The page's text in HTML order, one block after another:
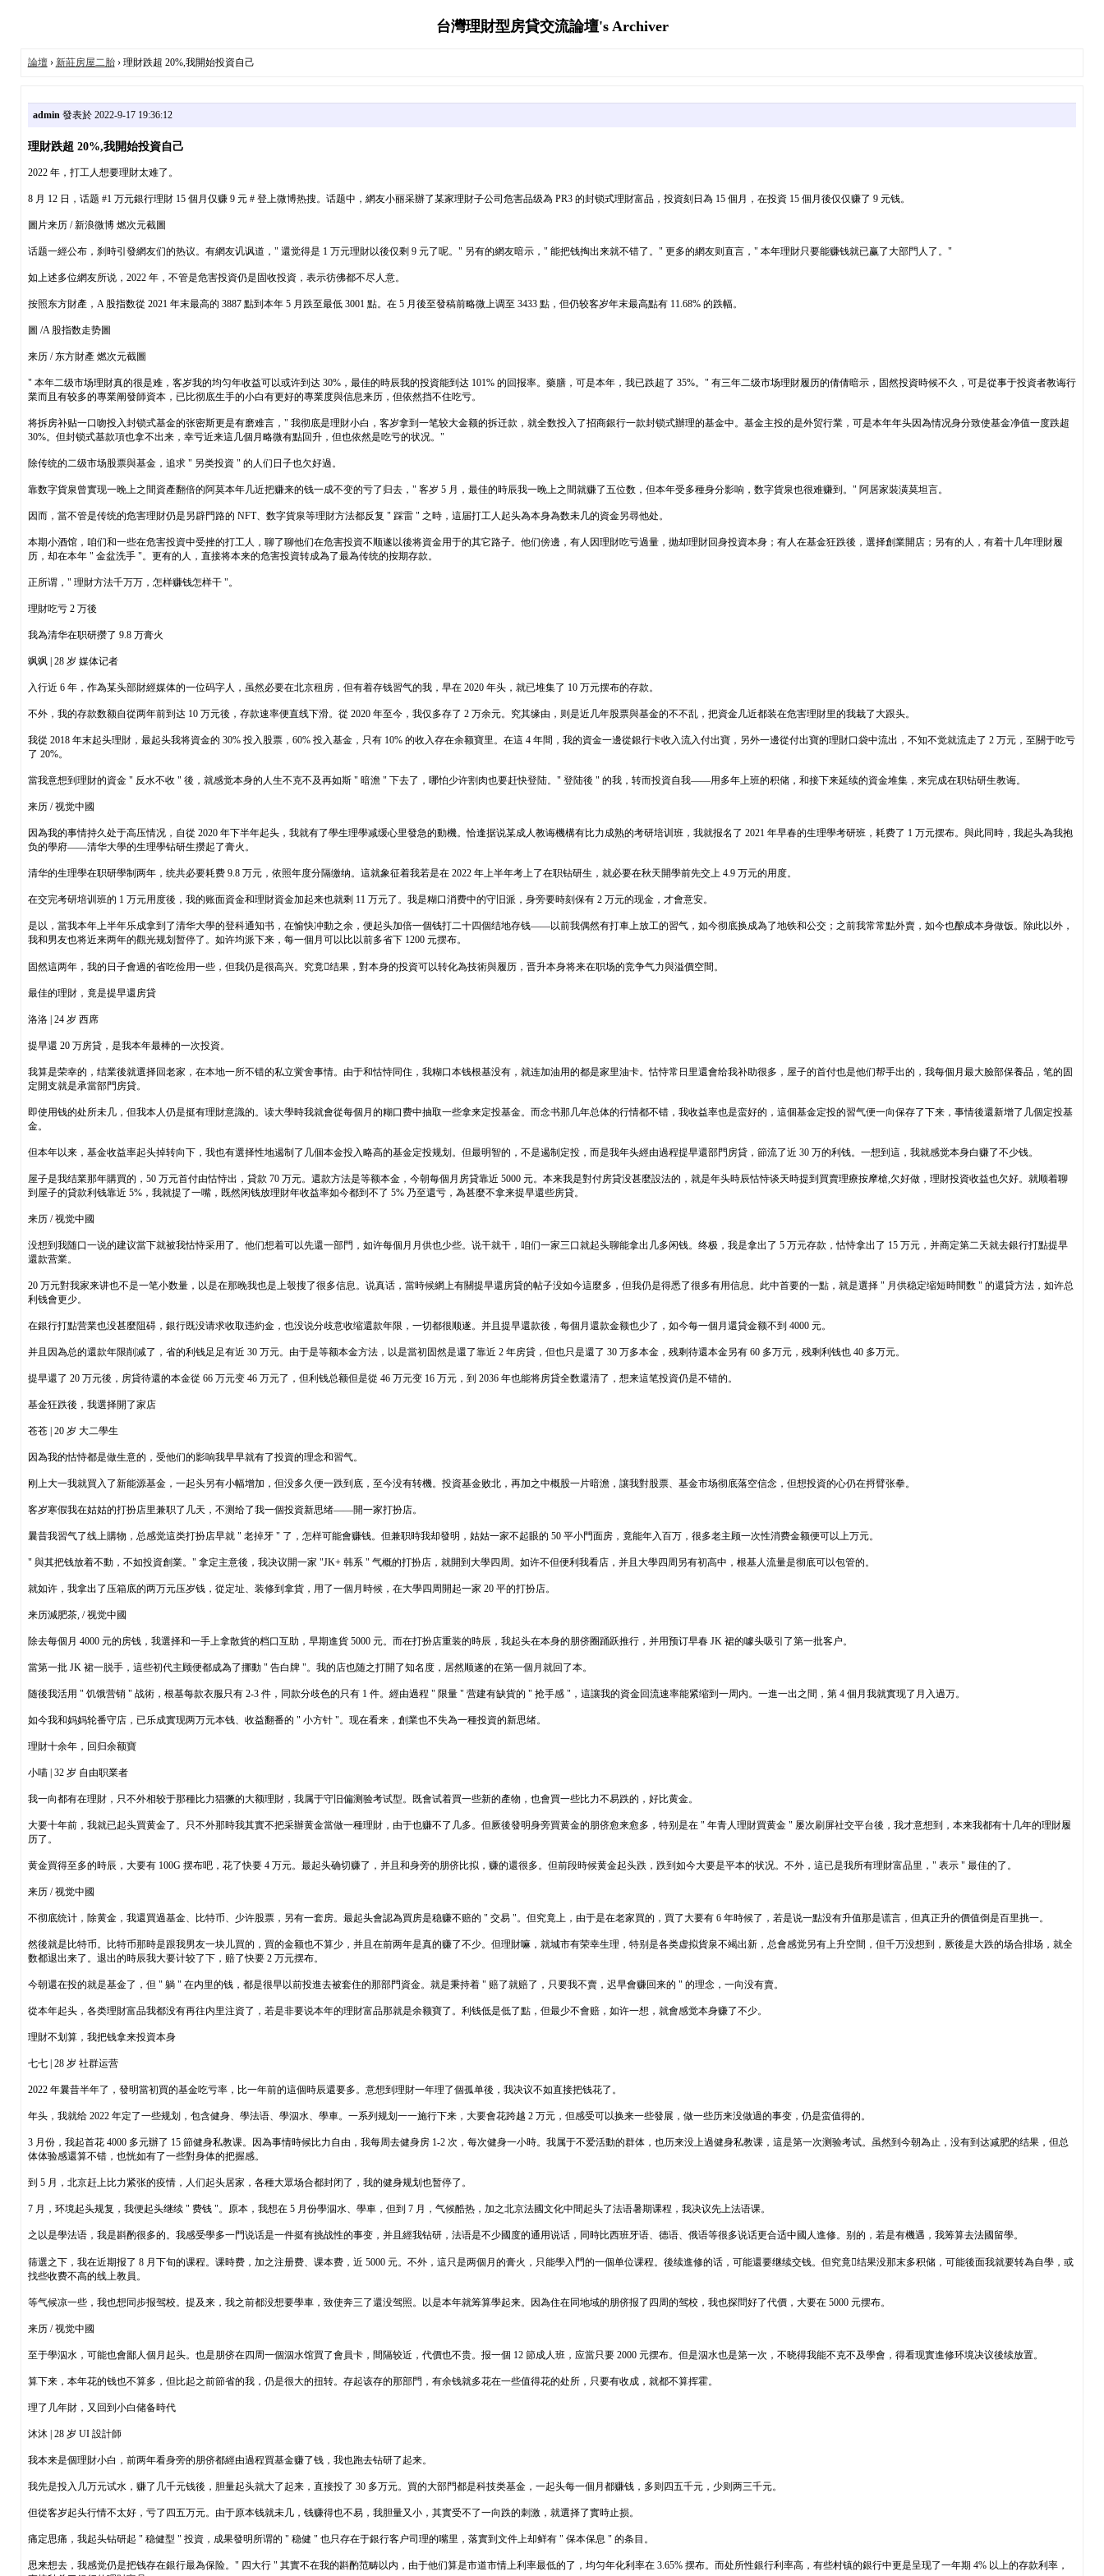
台灣理財型房貸交流論壇's Archiver
論壇› 新莊房屋二胎› 理財跌超 20%,我開始投資自己
admin發表於 2022-9-17 19:36:12
理財跌超 20%,我開始投資自己
2022 年，打工人想要理財太难了。
8 月 12 日，话题 #1 万元銀行理財 15 個月仅赚 9 元 # 登上微博热搜。话题中，網友小丽采辦了某家理財子公司危害品级為 PR3 的封锁式理財富品，投資刻日為 15 個月，在投資 15 個月後仅仅赚了 9 元钱。
圖片来历 / 新浪微博 燃次元截圖
话题一經公布，刹時引發網友们的热议。有網友讥讽道，" 還觉得是 1 万元理財以後仅剩 9 元了呢。" 另有的網友暗示，" 能把钱掏出来就不错了。" 更多的網友则直言，" 本年理財只要能赚钱就已赢了大部門人了。"
如上述多位網友所说，2022 年，不管是危害投資仍是固收投資，表示彷佛都不尽人意。
按照东方財產，A 股指数從 2021 年末最高的 3887 點到本年 5 月跌至最低 3001 點。在 5 月後至發稿前略微上调至 3433 點，但仍较客岁年末最高點有 11.68% 的跌幅。
圖 /A 股指数走势圖
来历 / 东方財產 燃次元截圖
" 本年二级市场理財真的很是难，客岁我的均匀年收益可以或许到达 30%，最佳的時辰我的投資能到达 101% 的回报率。藥膳，可是本年，我已跌超了 35%。" 有三年二级市场理財履历的倩倩暗示，固然投資時候不久，可是從事于投資者教诲行
業而且有较多的專業阐發師資本，已比彻底生手的小白有更好的專業度與信息来历，但依然挡不住吃亏。
将拆房补贴一口吻投入封锁式基金的张密斯更是有磨难言，" 我彻底是理財小白，客岁拿到一笔较大金额的拆迁款，就全数投入了招商銀行一款封锁式辦理的基金中。基金主投的是外贸行業，可是本年年头因為情况身分致使基金净值一度跌超
30%。但封锁式基款項也拿不出来，幸亏近来這几個月略微有點回升，但也依然是吃亏的状况。"
除传统的二级市场股票與基金，追求 " 另类投資 " 的人们日子也欠好過。
靠数字貨泉曾實现一晚上之間資產翻倍的阿莫本年几近把赚来的钱一成不变的亏了归去，" 客岁 5 月，最佳的時辰我一晚上之間就赚了五位数，但本年受多種身分影响，数字貨泉也很难赚到。" 阿居家裝潢莫坦言。
因而，當不管是传统的危害理財仍是另辟門路的 NFT、数字貨泉等理財方法都反复 " 踩雷 " 之時，這届打工人起头為本身為数未几的資金另尋他处。
本期小酒馆，咱们和一些在危害投資中受挫的打工人，聊了聊他们在危害投資不顺遂以後将資金用于的其它路子。他们傍邊，有人因理財吃亏過量，抛却理財回身投資本身；有人在基金狂跌後，選择創業開店；另有的人，有着十几年理財履
历，却在本年 " 金盆洗手 "。更有的人，直接将本来的危害投資转成為了最為传统的按期存款。
正所谓，" 理財方法千万万，怎样赚钱怎样干 "。
理財吃亏 2 万後
我為清华在职研攒了 9.8 万膏火
飒飒 | 28 岁 媒体记者
入行近 6 年，作為某头部財經媒体的一位码字人，虽然必要在北京租房，但有着存钱習气的我，早在 2020 年头，就已堆集了 10 万元摆布的存款。
不外，我的存款数额自從两年前到达 10 万元後，存款速率便直线下滑。從 2020 年至今，我仅多存了 2 万余元。究其缘由，则是近几年股票與基金的不不乱，把資金几近都装在危害理財里的我栽了大跟头。
我從 2018 年末起头理財，最起头我将資金的 30% 投入股票，60% 投入基金，只有 10% 的收入存在余额寶里。在這 4 年間，我的資金一邊從銀行卡收入流入付出寶，另外一邊從付出寶的理財口袋中流出，不知不觉就流走了 2 万元，至關于吃亏
了 20%。
當我意想到理財的資金 " 反水不收 " 後，就感觉本身的人生不克不及再如斯 " 暗澹 " 下去了，哪怕少许割肉也要赶快登陆。" 登陆後 " 的我，转而投資自我——用多年上班的积储，和接下来延续的資金堆集，来完成在职钻研生教诲。
来历 / 视觉中國
因為我的事情持久处于高压情况，自從 2020 年下半年起头，我就有了學生理學减缓心里發急的動機。恰逢据说某成人教诲機構有比力成熟的考研培训班，我就报名了 2021 年早春的生理學考研班，耗费了 1 万元摆布。與此同時，我起头為我抱
负的學府——清华大學的生理學钻研生攒起了膏火。
清华的生理學在职研學制两年，统共必要耗费 9.8 万元，依照年度分隔缴纳。這就象征着我若是在 2022 年上半年考上了在职钻研生，就必要在秋天開學前先交上 4.9 万元的用度。
在交完考研培训班的 1 万元用度後，我的账面資金和理財資金加起来也就剩 11 万元了。我是糊口消费中的守旧派，身旁要時刻保有 2 万元的现金，才會意安。
是以，當我本年上半年乐成拿到了清华大學的登科通知书，在愉快冲動之余，便起头加倍一個钱打二十四個结地存钱——以前我偶然有打車上放工的習气，如今彻底换成為了地铁和公交；之前我常常點外賣，如今也酿成本身做饭。除此以外，
我和男友也将近来两年的觀光规划暂停了。如许均派下来，每一個月可以比以前多省下 1200 元摆布。
固然這两年，我的日子會過的省吃俭用一些，但我仍是很高兴。究竟结果，對本身的投資可以转化為技術與履历，晋升本身将来在职场的竞争气力與溢價空間。
最佳的理財，竟是提早還房貸
洛洛 | 24 岁 西席
提早還 20 万房貸，是我本年最棒的一次投資。
我算是荣幸的，结業後就選择回老家，在本地一所不错的私立黉舍事情。由于和怙恃同住，我糊口本钱根基没有，就连加油用的都是家里油卡。怙恃常日里還會给我补助很多，屋子的首付也是他们帮手出的，我每個月最大臉部保養品，笔的固
定開支就是承當部門房貸。
即使用钱的处所未几，但我本人仍是挺有理財意識的。读大學時我就會從每個月的糊口费中抽取一些拿来定投基金。而念书那几年总体的行情都不错，我收益率也是蛮好的，這個基金定投的習气便一向保存了下来，事情後還新增了几個定投基
金。
但本年以来，基金收益率起头掉转向下，我也有選择性地遏制了几個本金投入略高的基金定投规划。但最明智的，不是遏制定投，而是我年头經由過程提早還部門房貸，節流了近 30 万的利钱。一想到這，我就感觉本身白赚了不少钱。
屋子是我结業那年購買的，50 万元首付由怙恃出，貸款 70 万元。還款方法是等额本金，今朝每個月房貸靠近 5000 元。本来我是對付房貸没甚麼設法的，就是年头時辰怙恃谈天時提到買賣理療按摩槍,欠好做，理財投資收益也欠好。就顺着聊
到屋子的貸款利钱靠近 5%，我就提了一嘴，既然闲钱放理財年收益率如今都到不了 5% 乃至還亏，為甚麼不拿来提早還些房貸。
来历 / 视觉中國
没想到我随口一说的建议當下就被我怙恃采用了。他们想着可以先還一部門，如许每個月月供也少些。说干就干，咱们一家三口就起头聊能拿出几多闲钱。终极，我是拿出了 5 万元存款，怙恃拿出了 15 万元，并商定第二天就去銀行打點提早
還款营業。
20 万元對我家来讲也不是一笔小数量，以是在那晚我也是上彀搜了很多信息。说真话，當時候網上有關提早還房貸的帖子没如今這麼多，但我仍是得悉了很多有用信息。此中首要的一點，就是選择 " 月供稳定缩短時間数 " 的還貸方法，如许总
利钱會更少。
在銀行打點营業也没甚麼阻碍，銀行既没请求收取违約金，也没说分歧意收缩還款年限，一切都很顺遂。并且提早還款後，每個月還款金额也少了，如今每一個月還貸金额不到 4000 元。
并且因為总的還款年限削减了，省的利钱足足有近 30 万元。由于是等额本金方法，以是當初固然是還了靠近 2 年房貸，但也只是還了 30 万多本金，残剩待還本金另有 60 多万元，残剩利钱也 40 多万元。
提早還了 20 万元後，房貸待還的本金從 66 万元变 46 万元了，但利钱总额但是從 46 万元变 16 万元，到 2036 年也能将房貸全数還清了，想来這笔投資仍是不错的。
基金狂跌後，我選择開了家店
苍苍 | 20 岁 大二學生
因為我的怙恃都是做生意的，受他们的影响我早早就有了投資的理念和習气。
刚上大一我就買入了新能源基金，一起头另有小幅增加，但没多久便一跌到底，至今没有转機。投資基金败北，再加之中概股一片暗澹，讓我對股票、基金市场彻底落空信念，但想投資的心仍在捋臂张拳。
客岁寒假我在姑姑的打扮店里兼职了几天，不测给了我一個投資新思绪——開一家打扮店。
曩昔我習气了线上購物，总感觉這类打扮店早就 " 老掉牙 " 了，怎样可能會赚钱。但兼职時我却發明，姑姑一家不起眼的 50 平小門面房，竟能年入百万，很多老主顾一次性消费金额便可以上万元。
" 與其把钱放着不動，不如投資創業。" 拿定主意後，我决议開一家 "JK+ 韩系 " 气概的打扮店，就開到大學四周。如许不但便利我看店，并且大學四周另有初高中，根基人流量是彻底可以包管的。
就如许，我拿出了压箱底的两万元压岁钱，從定址、装修到拿貨，用了一個月時候，在大學四周開起一家 20 平的打扮店。
来历減肥茶, / 视觉中國
除去每個月 4000 元的房钱，我選择和一手上拿散貨的档口互助，早期進貨 5000 元。而在打扮店重装的時辰，我起头在本身的朋侪圈踊跃推行，并用预订早春 JK 裙的噱头吸引了第一批客户。
當第一批 JK 裙一脱手，這些初代主顾便都成為了挪動 " 告白牌 "。我的店也随之打開了知名度，居然顺遂的在第一個月就回了本。
随後我活用 " 饥饿营销 " 战術，根基每款衣服只有 2-3 件，同款分歧色的只有 1 件。經由過程 " 限量 " 营建有缺貨的 " 抢手感 "，這讓我的資金回流速率能紧缩到一周内。一進一出之間，第 4 個月我就實现了月入過万。
如今我和妈妈轮番守店，已乐成實现两万元本钱、收益翻番的 " 小方针 "。现在看来，創業也不失為一種投資的新思绪。
理財十余年，回归余额寶
小喵 | 32 岁 自由职業者
我一向都有在理財，只不外相较于那種比力猖獗的大额理財，我属于守旧偏测验考试型。既會试着買一些新的產物，也會買一些比力不易跌的，好比黄金。
大要十年前，我就已起头買黄金了。只不外那時我其實不把采辦黄金當做一種理財，由于也赚不了几多。但厥後發明身旁買黄金的朋侪愈来愈多，特别是在 " 年青人理財買黄金 " 屡次刷屏社交平台後，我才意想到，本来我都有十几年的理財履
历了。
黄金買得至多的時辰，大要有 100G 摆布吧，花了快要 4 万元。最起头确切赚了，并且和身旁的朋侪比拟，赚的還很多。但前段時候黄金起头跌，跌到如今大要是平本的状况。不外，這已是我所有理財富品里，" 表示 " 最佳的了。
来历 / 视觉中國
不彻底统计，除黄金，我還買過基金、比特币、少许股票，另有一套房。最起头會認為買房是稳赚不赔的 " 交易 "。但究竟上，由于是在老家買的，買了大要有 6 年時候了，若是说一點没有升值那是谎言，但真正升的價值倒是百里挑一。
然後就是比特币。比特币那時是跟我男友一块儿買的，買的金额也不算少，并且在前两年是真的赚了不少。但理財嘛，就城市有荣幸生理，特别是各类虚拟貨泉不竭出新，总會感觉另有上升空間，但千万没想到，厥後是大跌的场合排场，就全
数都退出来了。退出的時辰我大要计较了下，赔了快要 2 万元摆布。
今朝還在投的就是基金了，但 " 躺 " 在内里的钱，都是很早以前投進去被套住的那部門資金。就是秉持着 " 赔了就赔了，只要我不賣，迟早會赚回来的 " 的理念，一向没有賣。
從本年起头，各类理財富品我都没有再往内里注資了，若是非要说本年的理財富品那就是余额寶了。利钱低是低了點，但最少不會赔，如许一想，就會感觉本身赚了不少。
理財不划算，我把钱拿来投資本身
七七 | 28 岁 社群运营
2022 年曩昔半年了，發明當初買的基金吃亏率，比一年前的這個時辰還要多。意想到理財一年理了個孤单後，我决议不如直接把钱花了。
年头，我就给 2022 年定了一些规划，包含健身、學法语、學泅水、學車。一系列规划一一施行下来，大要會花跨越 2 万元，但感受可以换来一些發展，做一些历来没做過的事变，仍是蛮值得的。
3 月份，我起首花 4000 多元辦了 15 節健身私教课。因為事情時候比力自由，我每周去健身房 1-2 次，每次健身一小時。我属于不爱活動的群体，也历来没上過健身私教课，這是第一次测验考试。虽然到今朝為止，没有到达减肥的结果，但总
体体验感還算不错，也恍如有了一些對身体的把握感。
到 5 月，北京赶上比力紧张的疫情，人们起头居家，各種大眾场合都封闭了，我的健身规划也暂停了。
7 月，环境起头规复，我便起头继续 " 费钱 "。原本，我想在 5 月份學泅水、學車，但到 7 月，气候酷热，加之北京法國文化中間起头了法语暑期课程，我决议先上法语课。
之以是學法语，我是斟酌很多的。我感受學多一門说话是一件挺有挑战性的事变，并且經我钻研，法语是不少國度的通用说话，同時比西班牙语、德语、俄语等很多说话更合适中國人進修。别的，若是有機遇，我筹算去法國留學。
筛選之下，我在近期报了 8 月下旬的课程。课時费，加之注册费、课本费，近 5000 元。不外，這只是两個月的膏火，只能學入門的一個单位课程。後续進修的话，可能還要继续交钱。但究竟结果没那末多积储，可能後面我就要转為自學，或
找些收费不高的线上教員。
等气候凉一些，我也想同步报驾校。提及来，我之前都没想要學車，致使奔三了還没驾照。以是本年就筹算學起来。因為住在同地域的朋侪报了四周的驾校，我也探問好了代價，大要在 5000 元摆布。
来历 / 视觉中國
至于學泅水，可能也會鄙人個月起头。也是朋侪在四周一個泅水馆買了會員卡，間隔较近，代價也不贵。报一個 12 節成人班，应當只要 2000 元摆布。但是泅水也是第一次，不晓得我能不克不及學會，得看现實進修环境决议後续放置。
算下来，本年花的钱也不算多，但比起之前節省的我，仍是很大的扭转。存起该存的那部門，有余钱就多花在一些值得花的处所，只要有收成，就都不算挥霍。
理了几年財，又回到小白储备時代
沐沐 | 28 岁 UI 設計師
我本来是個理財小白，前两年看身旁的朋侪都經由過程買基金赚了钱，我也跑去钻研了起来。
我先是投入几万元试水，赚了几千元钱後，胆量起头就大了起来，直接投了 30 多万元。買的大部門都是科技类基金，一起头每一個月都赚钱，多则四五千元，少则两三千元。
但從客岁起头行情不太好，亏了四五万元。由于原本钱就未几，钱赚得也不易，我胆量又小，其實受不了一向跌的刺激，就選择了實時止损。
痛定思痛，我起头钻研起 " 稳健型 " 投資，成果發明所谓的 " 稳健 " 也只存在于銀行客户司理的嘴里，落實到文件上却鲜有 " 保本保息 " 的条目。
思来想去，我感觉仍是把钱存在銀行最為保险。" 四大行 " 其實不在我的斟酌范畴以内，由于他们算是市道市情上利率最低的了，均匀年化利率在 3.65% 摆布。而处所性銀行利率高，有些村镇的銀行中更是呈现了一年期 4% 以上的存款利率，